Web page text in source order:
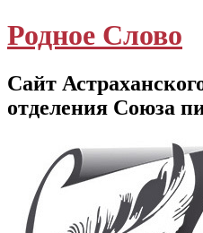
Родное Слово
Сайт
отделения Союза